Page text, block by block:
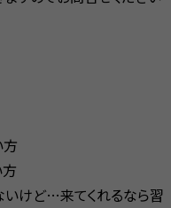
けど…来てくれるなら習